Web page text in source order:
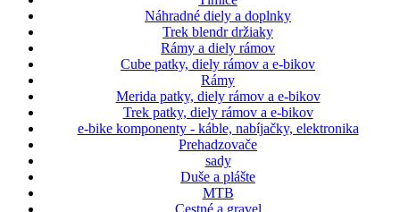
Náhradné diely a doplnky
Trek blendr držiaky
Rámy a diely rámov
Cube patky, diely rámov a e-bikov
Rámy
Merida patky, diely rámov a e-bikov
Trek patky, diely rámov a e-bikov
e-bike komponenty - káble, nabíjačky, elektronika
Prehadzovače
sady
Duše a plášte
MTB
Cestné a gravel